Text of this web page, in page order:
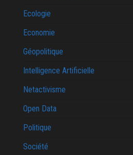
Ecologie
Economie
Géopolitique
Intelligence Artificielle
Netactivisme
Open Data
Politique
Société